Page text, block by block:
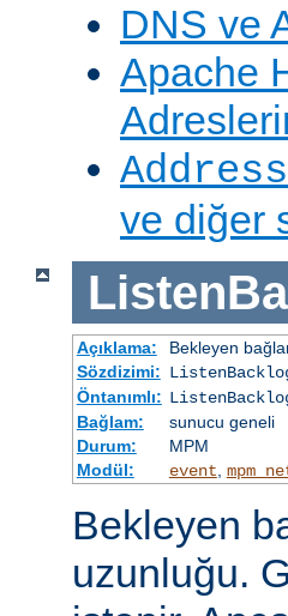
DNS ve
Apache
ve diğer
Açıklama:
Bekleyen
Sözdizimi:
Öntanımlı:
Bağlam:
sunucu geneli
Durum:
MPM
Modül:
event,
Bekleyen
uzunluğu.